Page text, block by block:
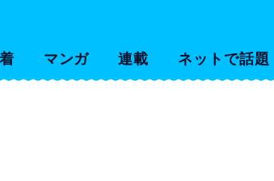
マンガ 連載 ネットで話題